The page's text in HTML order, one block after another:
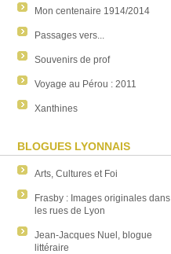
Mon centenaire 1914/2014
Passages vers...
Souvenirs de prof
Voyage au Pérou : 2011
Xanthines
BLOGUES LYONNAIS
Arts, Cultures et Foi
Frasby : Images originales dans
les rues de Lyon
Jean-Jacques Nuel, blogue
littéraire